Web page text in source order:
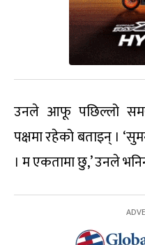
उनले आफू पछिल्लो
पक्षमा रहेको बताइन् ।
। म एकतामा छु,’ उनले